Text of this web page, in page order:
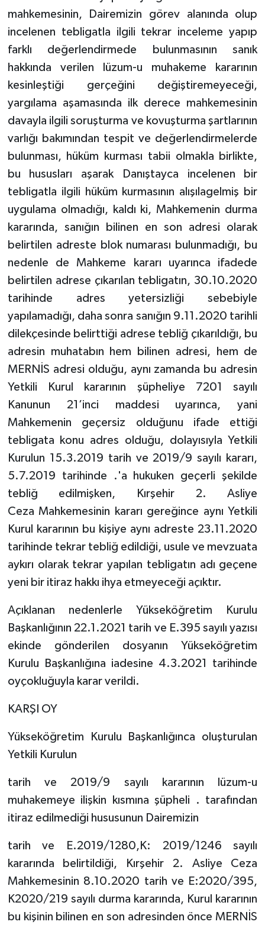
mahkemesinin, Dairemizin görev alanında olup
incelenen tebligatla ilgili tekrar inceleme yapıp
farklı değerlendirmede bulunmasının sanık
hakkında verilen lüzum-u muhakeme kararının
kesinleştiği gerçeğini değiştiremeyeceği,
yargılama aşamasında ilk derece mahkemesinin
davayla ilgili soruşturma ve kovuşturma şartlarının
varlığı bakımından tespit ve değerlendirmelerde
bulunması, hüküm kurması tabii olmakla birlikte,
bu hususları aşarak Danıştayca incelenen bir
tebligatla ilgili hüküm kurmasının alışılagelmiş bir
uygulama olmadığı, kaldı ki, Mahkemenin durma
kararında, sanığın bilinen en son adresi olarak
belirtilen adreste blok numarası bulunmadığı, bu
nedenle de Mahkeme kararı uyarınca ifadede
belirtilen adrese çıkarılan tebligatın, 30.10.2020
tarihinde adres yetersizliği sebebiyle
yapılamadığı, daha sonra sanığın 9.11.2020 tarihli
dilekçesinde belirttiği adrese tebliğ çıkarıldığı, bu
adresin muhatabın hem bilinen adresi, hem de
MERNİS adresi olduğu, aynı zamanda bu adresin
Yetkili Kurul kararının şüpheliye 7201 sayılı
Kanunun 21’inci maddesi uyarınca, yani
Mahkemenin geçersiz olduğunu ifade ettiği
tebligata konu adres olduğu, dolayısıyla Yetkili
Kurulun 15.3.2019 tarih ve 2019/9 sayılı kararı,
5.7.2019 tarihinde .'a hukuken geçerli şekilde
tebliğ edilmişken, Kırşehir 2. Asliye
Ceza Mahkemesinin kararı gereğince aynı Yetkili
Kurul kararının bu kişiye aynı adreste 23.11.2020
tarihinde tekrar tebliğ edildiği, usule ve mevzuata
aykırı olarak tekrar yapılan tebligatın adı geçene
yeni bir itiraz hakkı ihya etmeyeceği açıktır.
Açıklanan nedenlerle Yükseköğretim Kurulu
Başkanlığının 22.1.2021 tarih ve E.395 sayılı yazısı
ekinde gönderilen dosyanın Yükseköğretim
Kurulu Başkanlığına iadesine 4.3.2021 tarihinde
oyçokluğuyla karar verildi.
KARŞI OY
Yükseköğretim Kurulu Başkanlığınca oluşturulan
Yetkili Kurulun
tarih ve 2019/9 sayılı kararının lüzum-u
muhakemeye ilişkin kısmına şüpheli . tarafından
itiraz edilmediği hususunun Dairemizin
tarih ve E.2019/1280,K: 2019/1246 sayılı
kararında belirtildiği, Kırşehir 2. Asliye Ceza
Mahkemesinin 8.10.2020 tarih ve E:2020/395,
K2020/219 sayılı durma kararında, Kurul kararının
bu kişinin bilinen en son adresinden önce MERNİS